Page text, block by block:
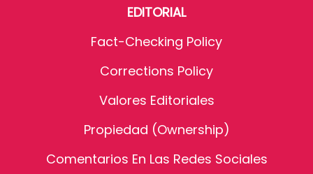
EDITORIAL
Fact-Checking Policy
Corrections Policy
Valores Editoriales
Propiedad (Ownership)
Comentarios En Las Redes Sociales